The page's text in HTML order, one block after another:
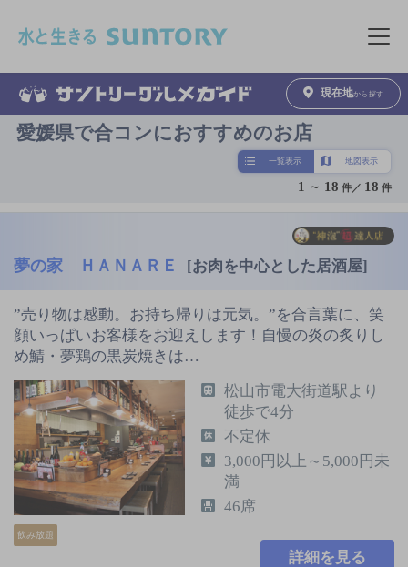
メニュ
現在地から探す
愛媛県で合コンにおすすめのお店
一覧表示 地図表示
1 ～ 18 件／ 18 件
夢の家 ＨＡＮＡＲＥ [お肉を中心とした居酒屋]
”売り物は感動。お持ち帰りは元気。”を合言葉に、笑
顔いっぱいお客様をお迎えします！自慢の炎の炙りし
め鯖・夢鶏の黒炭焼きは…
飲み放題
松山市電大街道駅より
徒歩で4分
不定休
3,000円以上～5,000円未
満
46席
詳細を見る